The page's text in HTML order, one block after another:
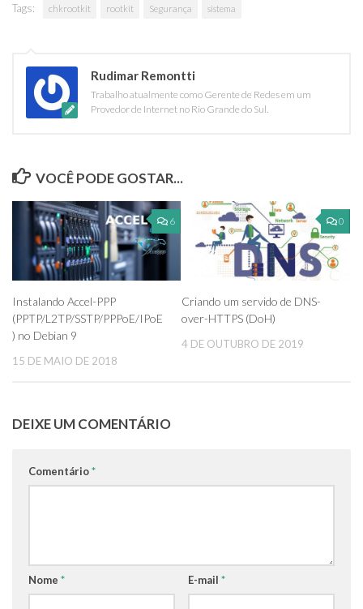
Tags: chkrootkit rootkit Segurança sistema
Rudimar Remontti
Trabalho atualmente como Gerente de Redes em um
Provedor de Internet no Rio Grande do Sul.
VOCÊ PODE GOSTAR...
6
Instalando Accel-PPP
(PPTP/L2TP/SSTP/PPPoE/IPoE
) no Debian 9
15 DE MAIO DE 2018
0
Criando um servido de DNS-
over-HTTPS (DoH)
4 DE OUTUBRO DE 2019
DEIXE UM COMENTÁRIO
Comentário*
Nome * E-mail *